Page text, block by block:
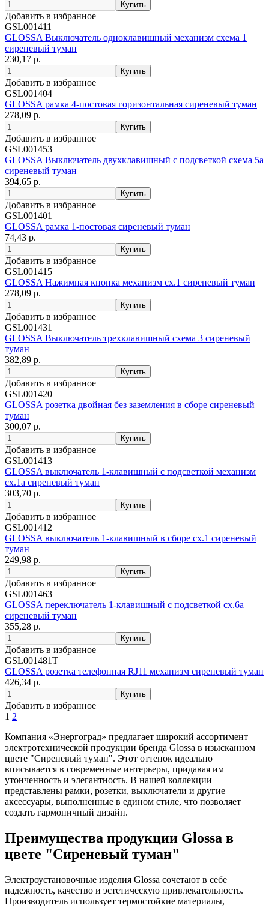
Добавить в избранное
GSL001411
GLOSSA Выключатель одноклавишный механизм схема 1
сиреневый туман
230,17 р.
Добавить в избранное
GSL001404
GLOSSA рамка 4-постовая горизонтальная сиреневый туман
278,09 р.
Добавить в избранное
GSL001453
GLOSSA Выключатель двухклавишный с подсветкой схема 5а
сиреневый туман
394,65 р.
Добавить в избранное
GSL001401
GLOSSA рамка 1-постовая сиреневый туман
74,43 р.
Добавить в избранное
GSL001415
GLOSSA Нажимная кнопка механизм сх.1 сиреневый туман
278,09 р.
Добавить в избранное
GSL001431
GLOSSA Выключатель трехклавишный схема 3 сиреневый
туман
382,89 р.
Добавить в избранное
GSL001420
GLOSSA розетка двойная без заземления в сборе сиреневый
туман
300,07 р.
Добавить в избранное
GSL001413
GLOSSA выключатель 1-клавишный с подсветкой механизм
сх.1а сиреневый туман
303,70 р.
Добавить в избранное
GSL001412
GLOSSA выключатель 1-клавишный в сборе сх.1 сиреневый
туман
249,98 р.
Добавить в избранное
GSL001463
GLOSSA переключатель 1-клавишный с подсветкой сх.6а
сиреневый туман
355,28 р.
Добавить в избранное
GSL001481T
GLOSSA розетка телефонная RJ11 механизм сиреневый туман
426,34 р.
Добавить в избранное
1 2
Компания «Энергоград» предлагает широкий ассортимент
электротехнической продукции бренда Glossa в изысканном
цвете "Сиреневый туман". Этот оттенок идеально
вписывается в современные интерьеры, придавая им
утонченность и элегантность. В нашей коллекции
представлены рамки, розетки, выключатели и другие
аксессуары, выполненные в едином стиле, что позволяет
создать гармоничный дизайн.
Преимущества продукции Glossa в
цвете "Сиреневый туман"
Электроустановочные изделия Glossa сочетают в себе
надежность, качество и эстетическую привлекательность.
Производитель использует термостойкие материалы,